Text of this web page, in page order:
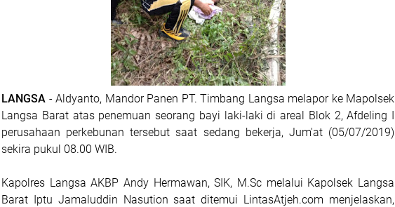
LANGSA - Aldyanto, Mandor Panen PT. Timbang Langsa melapor ke Mapolsek
Langsa Barat atas penemuan seorang bayi laki-laki di areal Blok 2, Afdeling I
perusahaan perkebunan tersebut saat sedang bekerja, Jum'at (05/07/2019)
sekira pukul 08.00 WIB.
Kapolres Langsa AKBP Andy Hermawan, SIK, M.Sc melalui Kapolsek Langsa
Barat Iptu Jamaluddin Nasution saat ditemui LintasAtjeh.com menjelaskan,